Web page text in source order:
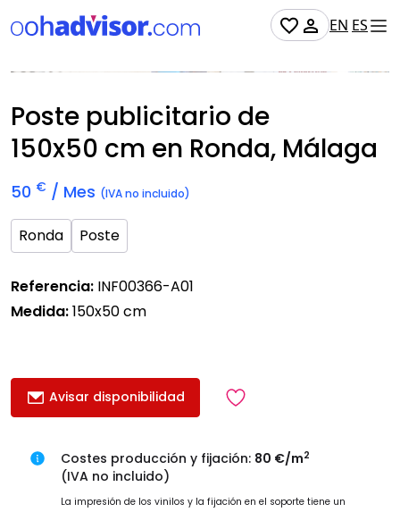
EN ES
No Disponible
Poste publicitario de
150x50 cm en Ronda, Málaga
50 € / Mes (IVA no incluido)
Ronda Poste
Referencia: INF00366-A01
Medida:150x50 cm
Avisar disponibilidad
Costes producción y fijación: 80 €/m2
(IVA no incluido)
La impresión de los vinilos y la fijación en el soporte tiene un